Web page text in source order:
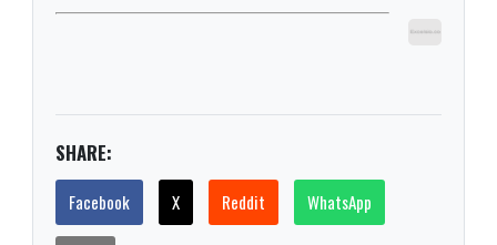
SHARE:
Facebook X Reddit WhatsApp